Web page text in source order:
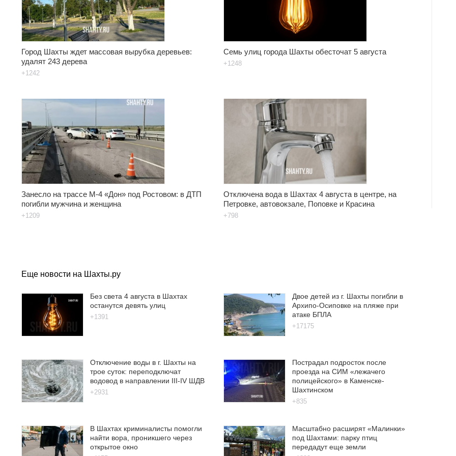
Город Шахты ждет массовая вырубка деревьев:
удалят 243 дерева
+1242
Семь улиц города Шахты обесточат 5 августа
+1248
Занесло на трассе М-4 «Дон» под Ростовом: в ДТП
погибли мужчина и женщина
+1209
Отключена вода в Шахтах 4 августа в центре, на
Петровке, автовокзале, Поповке и Красина
+798
Еще новости на Шахты.ру
Без света 4 августа в Шахтах
останутся девять улиц
+1391
Двое детей из г. Шахты погибли в
Архипо-Осиповке на пляже при
атаке БПЛА
+17175
Отключение воды в г. Шахты на
трое суток: переподключат
водовод в направлении III-IV ШДВ
+2931
Пострадал подросток после
проезда на СИМ «лежачего
полицейского» в Каменске-
Шахтинском
+835
В Шахтах криминалисты помогли
найти вора, проникшего через
открытое окно
Масштабно расширят «Малинки»
под Шахтами: парку птиц
передадут еще земли